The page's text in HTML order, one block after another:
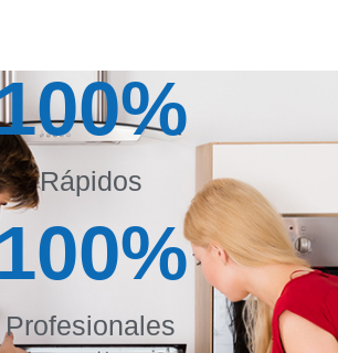
Rápidos
%
Profesionales
100%